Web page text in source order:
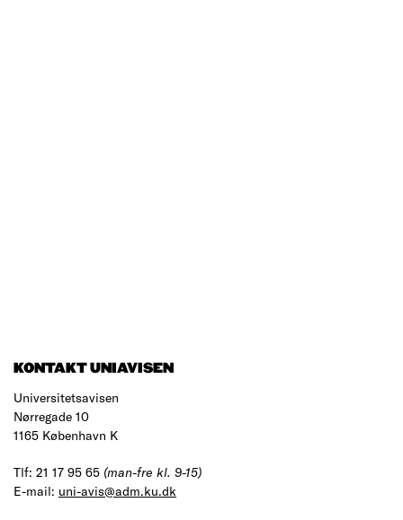
KONTAKT UNIAVISEN
Universitetsavisen
Nørregade 10
1165 København K
Tlf: 21 17 95 65 (man-fre kl. 9-15)
E-mail: uni-avis@adm.ku.dk